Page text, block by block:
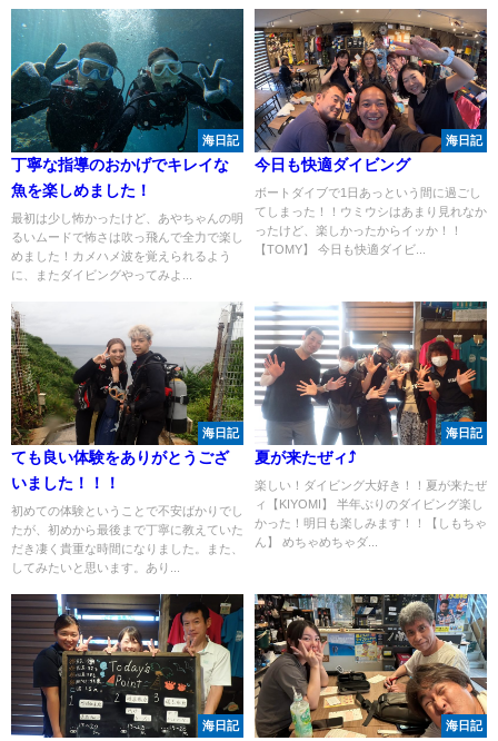
海日記
丁寧な指導のおかげでキレイな
魚を楽しめました！
最初は少し怖かったけど、あやちゃんの明
るいムードで怖さは吹っ飛んで全力で楽し
めました！カメハメ波を覚えられるよう
に、またダイビングやってみよ...
海日記
今日も快適ダイビング
ボートダイブで1日あっという間に過ごし
てしまった！！ウミウシはあまり見れなか
ったけど、楽しかったからイッか！！
【TOMY】 今日も快適ダイビ...
海日記
ても良い体験をありがとうござ
いました！！！
初めての体験ということで不安ばかりでし
たが、初めから最後まで丁寧に教えていた
だき凄く貴重な時間になりました。また、
してみたいと思います。あり...
海日記
夏が来たぜィ⤴
楽しい！ダイビング大好き！！夏が来たぜ
ィ【KIYOMI】 半年ぶりのダイビング楽し
かった！明日も楽しみます！！【しもちゃ
ん】 めちゃめちゃダ...
海日記 海日記